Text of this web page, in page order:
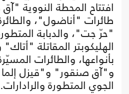
افتتاح المحطة النووية
طائرات "أناضول"، والطائرة
"حرّ جت"، والدبابة
الهليكوبتر المقاتلة
بأنواعها، والطائرات
و"آق صنقور" و"قيزل
الجوي المتطورة والرادارات.